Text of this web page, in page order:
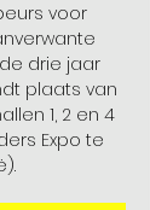
voor
drie jaar
plaats van
1, 2 en 4
Expo te